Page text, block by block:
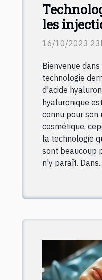
les
16/10/2023
Bienvenue
technologie
d'acide
hyaluronique
connu pour son
cosmétique,
la technologie
sont beaucoup
n'y paraît.